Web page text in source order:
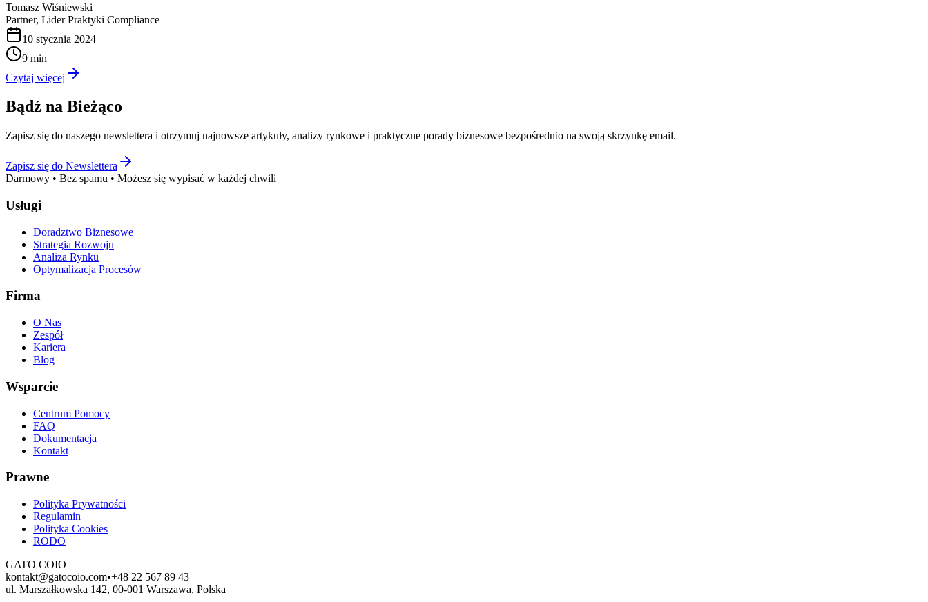
Tomasz Wiśniewski
Partner, Lider Praktyki Compliance
10 stycznia 2024
9 min
Czytaj więcej
Bądź na Bieżąco
Zapisz się do naszego newslettera i otrzymuj najnowsze artykuły, analizy rynkowe i praktyczne porady biznesowe bezpośrednio na swoją skrzynkę email.
Zapisz się do Newslettera
Darmowy • Bez spamu • Możesz się wypisać w każdej chwili
Usługi
Doradztwo Biznesowe
Strategia Rozwoju
Analiza Rynku
Optymalizacja Procesów
Firma
O Nas
Zespół
Kariera
Blog
Wsparcie
Centrum Pomocy
FAQ
Dokumentacja
Kontakt
Prawne
Polityka Prywatności
Regulamin
Polityka Cookies
RODO
GATO COIO
kontakt@gatocoio.com•+48 22 567 89 43
ul. Marszałkowska 142, 00-001 Warszawa, Polska